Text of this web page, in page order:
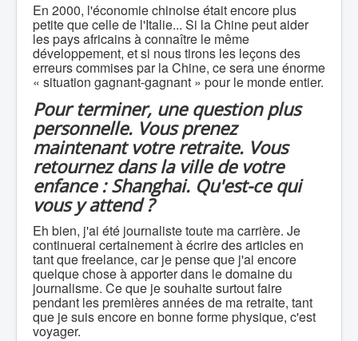
En 2000, l'économie chinoise était encore plus
petite que celle de l'Italie... Si la Chine peut aider
les pays africains à connaître le même
développement, et si nous tirons les leçons des
erreurs commises par la Chine, ce sera une énorme
« situation gagnant-gagnant » pour le monde entier.
Pour terminer, une question plus
personnelle. Vous prenez
maintenant votre retraite. Vous
retournez dans la ville de votre
enfance : Shanghai. Qu'est-ce qui
vous y attend ?
Eh bien, j'ai été journaliste toute ma carrière. Je
continuerai certainement à écrire des articles en
tant que freelance, car je pense que j'ai encore
quelque chose à apporter dans le domaine du
journalisme. Ce que je souhaite surtout faire
pendant les premières années de ma retraite, tant
que je suis encore en bonne forme physique, c'est
voyager.